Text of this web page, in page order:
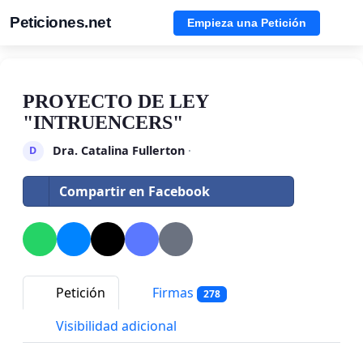
Peticiones.net Empieza una Petición
PROYECTO DE LEY
"INTRUENCERS"
D Dra. Catalina Fullerton·
Compartir en Facebook
Petición Firmas 278
Visibilidad adicional